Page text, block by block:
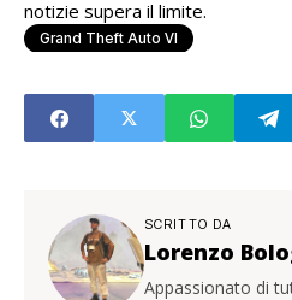
notizie supera il limite.
Grand Theft Auto VI
SCRITTO DA
Lorenzo
Appassionato di